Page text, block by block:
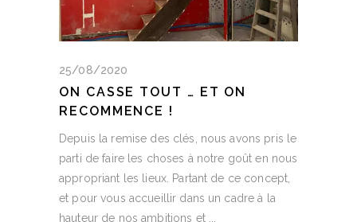
25/08/2020
ON CASSE TOUT … ET ON
RECOMMENCE !
Depuis la remise des clés, nous avons pris le
parti de faire les choses à notre goût en nous
appropriant les lieux. Partant de ce concept,
et pour vous accueillir dans un cadre à la
hauteur de nos ambitions et